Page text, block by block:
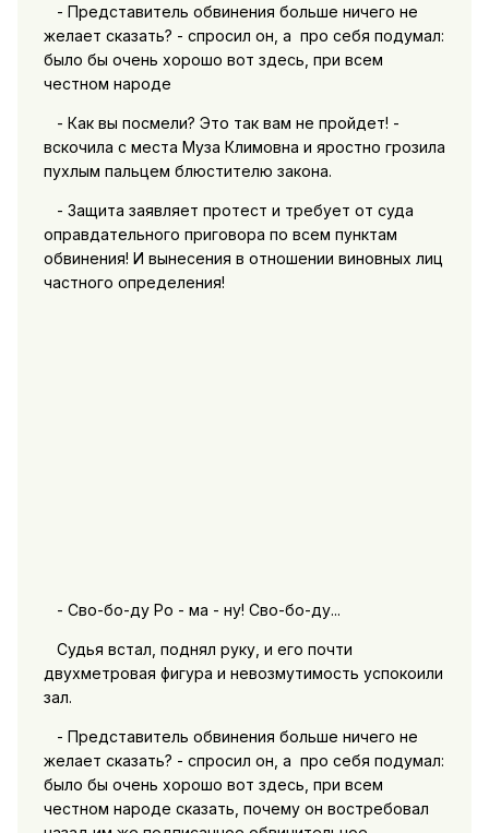
- Представитель обвинения больше ничего не
желает сказать? - спросил он, а про себя подумал:
было бы очень хорошо вот здесь, при всем
честном народе
- Как вы посмели? Это так вам не пройдет! -
вскочила с места Муза Климовна и яростно грозила
пухлым пальцем блюстителю закона.
- Защита заявляет протест и требует от суда
оправдательного приговора по всем пунктам
обвинения! И вынесения в отношении виновных лиц
частного определения!
- Сво-бо-ду Ро - ма - ну! Сво-бо-ду...
Судья встал, поднял руку, и его почти
двухметровая фигура и невозмутимость успокоили
зал.
- Представитель обвинения больше ничего не
желает сказать? - спросил он, а про себя подумал:
было бы очень хорошо вот здесь, при всем
честном народе сказать, почему он востребовал